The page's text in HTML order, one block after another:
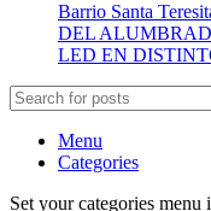
Barrio Santa
DEL
LED EN
Menu
Categories
Set your categories